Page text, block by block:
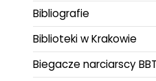
Bibliografie
Biblioteki w Krakowie
Biegacze narciarscy